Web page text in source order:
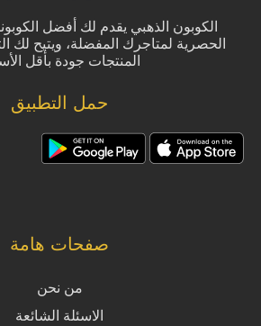
الكوبون الذهبي يقدم لك أفضل
الحصرية لمتاجرك المفضلة، ويتيح لك
المنتجات جودة بأقل
حمل التطبيق
صفحات هامة
من نحن
الاسئلة الشائعة